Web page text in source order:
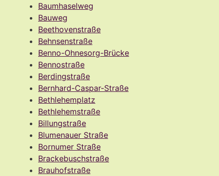
Baumhaselweg
Bauweg
Beethovenstraße
Behnsenstraße
Benno-Ohnesorg-Brücke
Bennostraße
Berdingstraße
Bernhard-Caspar-Straße
Bethlehemplatz
Bethlehemstraße
Billungstraße
Blumenauer Straße
Bornumer Straße
Brackebuschstraße
Brauhofstraße